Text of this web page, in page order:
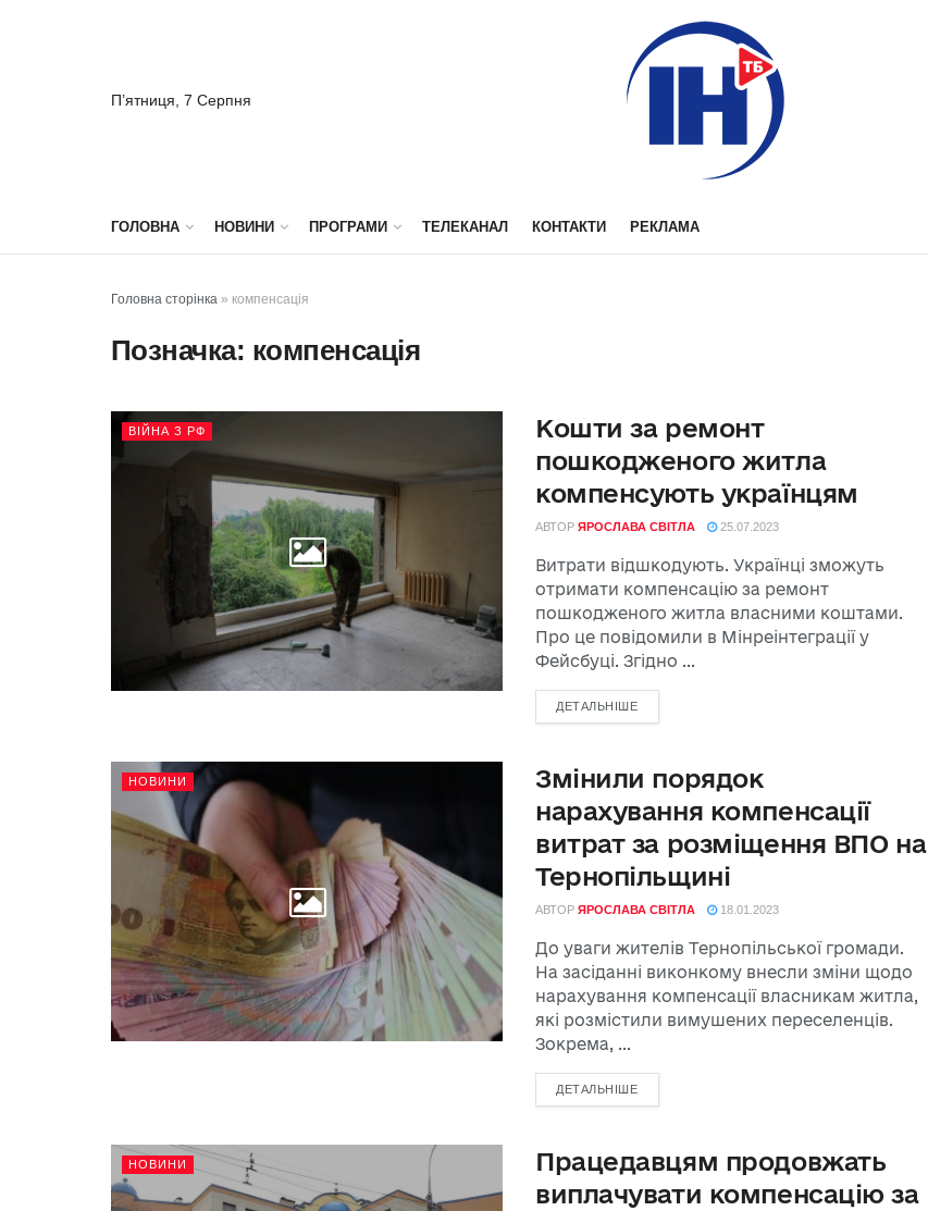
П’ятниця, 7 Серпня
ГОЛОВНА НОВИНИ ПРОГРАМИ ТЕЛЕКАНАЛ КОНТАКТИ РЕКЛАМА
Головна сторінка » компенсація
Позначка: компенсація
ВІЙНА З РФ
Кошти за ремонт
пошкодженого житла
компенсують українцям
АВТОР ЯРОСЛАВА СВІТЛА 25.07.2023
Витрати відшкодують. Українці зможуть
отримати компенсацію за ремонт
пошкодженого житла власними коштами.
Про це повідомили в Мінреінтеграції у
Фейсбуці. Згідно ...
ДЕТАЛЬНІШЕ
НОВИНИ
Змінили порядок
нарахування компенсації
витрат за розміщення ВПО на
Тернопільщині
АВТОР ЯРОСЛАВА СВІТЛА 18.01.2023
До уваги жителів Тернопільської громади.
На засіданні виконкому внесли зміни щодо
нарахування компенсації власникам житла,
які розмістили вимушених переселенців.
Зокрема, ...
ДЕТАЛЬНІШЕ
НОВИНИ
Працедавцям продовжать
виплачувати компенсацію за